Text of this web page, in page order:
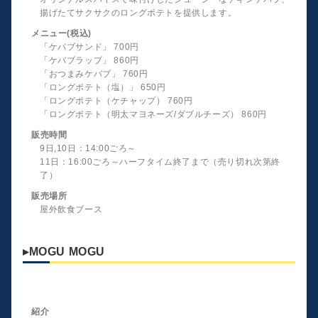
揚げたてサクサクのロングポテトを提供します。
メニュー(税込)
「ケバブサンド」 700円
「ケバブラップ」 860円
「おつまみケバブ」 760円
「ロングポテト（塩）」 650円
「ロングポテト（ケチャップ） 760円
「ロングポテト（明太マヨネーズ/ダブルチーズ） 860円
販売時間
9日,10日：14:00ごろ～
11日：16:00ごろ～ハーフタイム終了まで（売り切れ次第終
了）
販売場所
屋外飲食ブース
▸MOGU MOGU
紹介